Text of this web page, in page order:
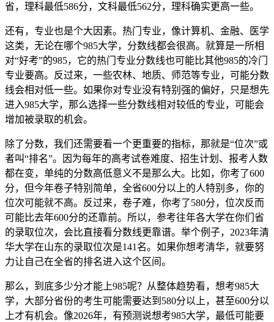
省，理科最低586分，文科最低562分，理科确实更高一些。
还有，专业也是个大因素。热门专业，像计算机、金融、医学
这类，无论在哪个985大学，分数线都会很高。就算是一所相
对“好考”的985，它的热门专业分数线也可能比其他985的冷门
专业要高。反过来，一些农林、地质、师范等专业，可能分数
线会相对低一些。如果你对专业没有特别强的偏好，只是想先
进入985大学，那么选择一些分数线相对较低的专业，可能会
增加被录取的机会。
除了分数，我们还需要看一个更重要的指标，那就是“位次”或
者叫“排名”。因为每年的高考试卷难度、招生计划、报考人数
都在变，单纯的分数高低意义不是那么大。比如，你考了600
分，但今年卷子特别简单，全省600分以上的人特别多，你的
位次可能就不高。反过来，卷子难，你考了580分，位次反而
可能比去年600分的还靠前。所以，参考往年各大学在你们省
的录取位次，会比直接看分数线更靠谱。举个例子，2023年清
华大学在山东的录取位次是141名。如果你想考清华，就要努
力让自己在全省的排名进入这个区间。
那么，到底多少分才能上985呢？从整体趋势看，想考985大
学，大部分省份的考生可能需要达到580分以上，甚至600分以
上才有机会。像2026年，有预测说想考985大学，最低可能要